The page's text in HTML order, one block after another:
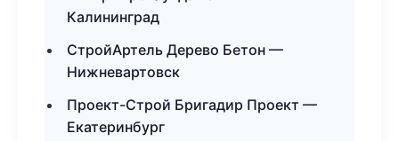
Калининград
СтройАртель Дерево Бетон —
Нижневартовск
Проект-Строй Бригадир Проект —
Екатеринбург